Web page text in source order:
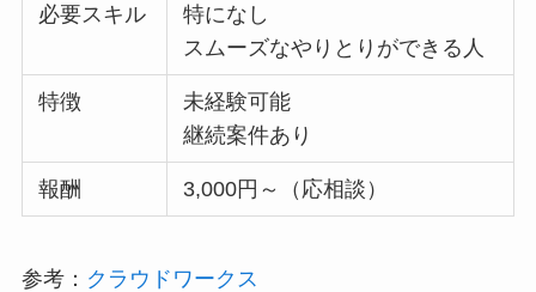
必要スキル
特になし
スムーズなやりとりができる人
特徴
未経験可能
継続案件あり
報酬 3,000円～（応相談）
参考： クラウドワークス